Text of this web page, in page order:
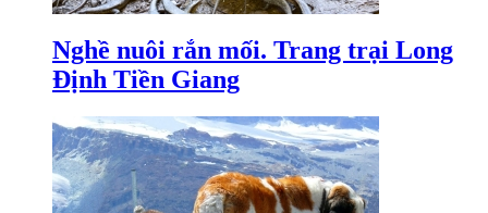
Nghề nuôi rắn mối. Trang trại Long
Định Tiền Giang